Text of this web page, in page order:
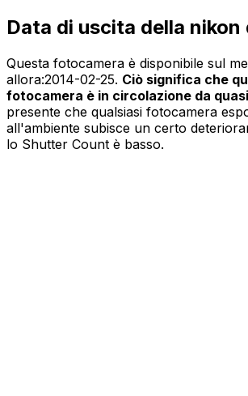
Data di uscita della nikon
Questa fotocamera è disponibile sul
allora:2014-02-25. Ciò significa che
fotocamera è in circolazione da quasi
presente che qualsiasi fotocamera
all'ambiente subisce un certo
lo Shutter Count è basso.